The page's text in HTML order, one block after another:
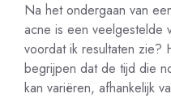
Na het ondergaan van
acne is een veelgestelde
voordat ik resultaten zie?
begrijpen dat de tijd die
kan variëren, afhankelijk